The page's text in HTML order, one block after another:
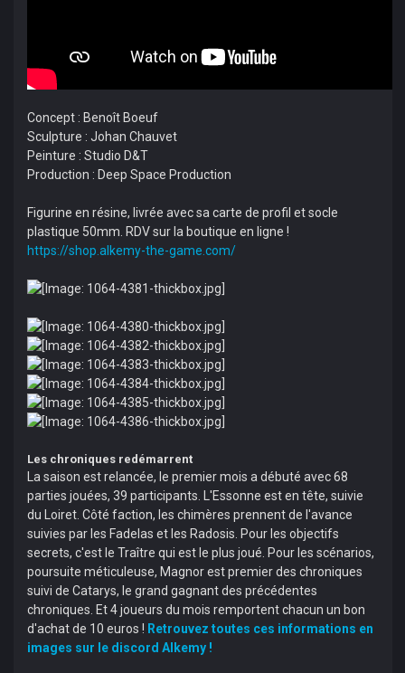
Concept : Benoît Boeuf
Sculpture : Johan Chauvet
Peinture : Studio D&T
Production : Deep Space Production
Figurine en résine, livrée avec sa carte de profil et socle
plastique 50mm. RDV sur la boutique en ligne !
https://shop.alkemy-the-game.com/
Les chroniques redémarrent
La saison est relancée, le premier mois a débuté avec 68
parties jouées, 39 participants. L'Essonne est en tête, suivie
du Loiret. Côté faction, les chimères prennent de l'avance
suivies par les Fadelas et les Radosis. Pour les objectifs
secrets, c'est le Traître qui est le plus joué. Pour les scénarios,
poursuite méticuleuse, Magnor est premier des chroniques
suivi de Catarys, le grand gagnant des précédentes
chroniques. Et 4 joueurs du mois remportent chacun un bon
d'achat de 10 euros ! Retrouvez toutes ces informations en
images sur le discord Alkemy !